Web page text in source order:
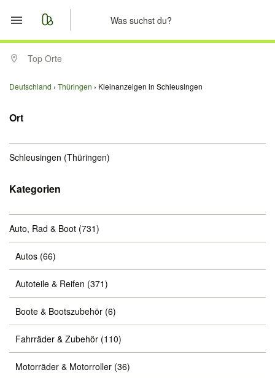
Start
Merkliste
Anzeige aufgeben
Top Orte
Deutschland Thüringen Kleinanzeigen in Schleusingen
Ort
Schleusingen (Thüringen)
Kategorien
Auto, Rad & Boot (731)
Autos (66)
Autoteile & Reifen (371)
Boote & Bootszubehör (6)
Fahrräder & Zubehör (110)
Motorräder & Motorroller (36)